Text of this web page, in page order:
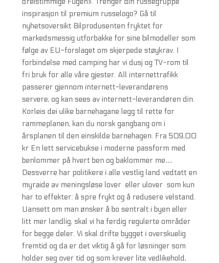
inspirasjon til premium russelogo? Gå til
nyhetsoversikt Bilprodusenten fryktet for
markedsmessig utforbakke for sine bilmodeller som
følge av EU-forslaget om skjerpede støykrav. I
forbindelse med camping har vi dusj og TV-rom til
fri bruk for alle våre gjester. All internettrafikk
passerer gjennom internett-leverandørens
servere, og kan sees av internett-leverandøren din.
Korleis dei ulike barnehagane legg til rette for
rammeplanen, kan du norsk gangbang om i
årsplanen til den einskilde barnehagen. Fra 509,00
kr En lett servicebukse i moderne passform med
benlommer på hvert ben og baklommer me…
Dessverre har politikere i alle vestlig land vedtatt en
myraide av meningsløse lover  eller ulover  som kun
har to effekter: å spre frykt og å redusere velstand.
Uansett om man ønsker å bo sentralt i byen eller
litt mer landlig, skal vi ha ferdig regulerte områder
for begge deler. Vi skal drifte bygget i overskuelig
fremtid og da er det viktig å gå for løsninger som
holder seg over tid og som krever lite vedlikehold,